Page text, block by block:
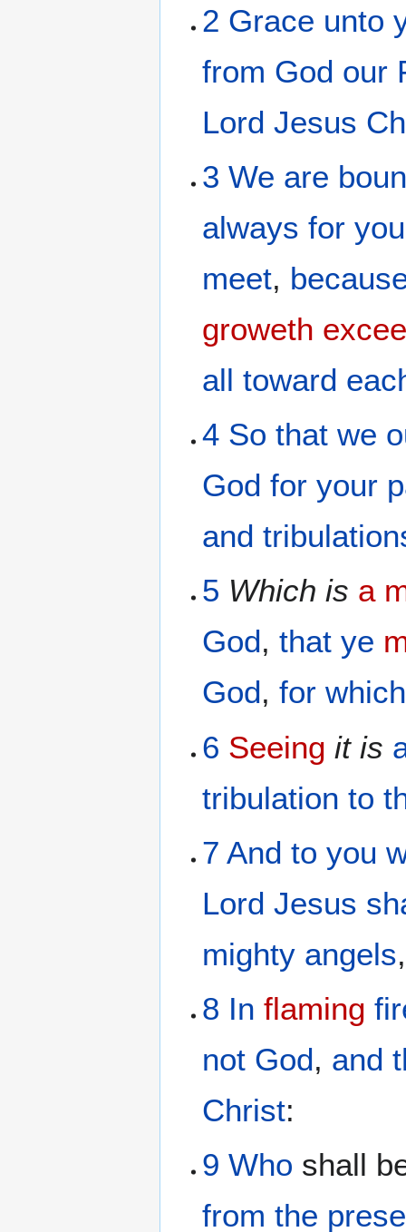
2 Grace unto
from God our
Lord Jesus
3 We are
always for you
meet,
groweth
all toward
4 So that we
God for your
and
5 Which is a
God,that ye
God,for which
6 Seeing it is
tribulation to
7 And to you
Lord Jesus
mighty angels,
8 In flaming
not God, and
Christ:
9 Who shall
from the